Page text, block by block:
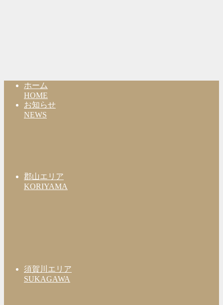
ホーム
HOME
お知らせ
NEWS
郡山エリア
KORIYAMA
須賀川エリア
SUKAGAWA